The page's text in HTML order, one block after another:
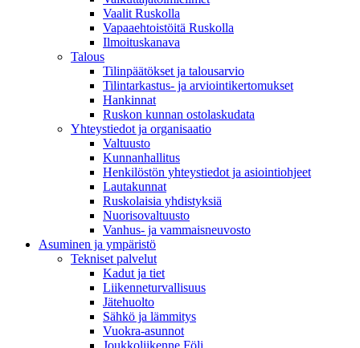
Vaalit Ruskolla
Vapaaehtoistöitä Ruskolla
Ilmoituskanava
Talous
Tilinpäätökset ja talousarvio
Tilintarkastus- ja arviointikertomukset
Hankinnat
Ruskon kunnan ostolaskudata
Yhteystiedot ja organisaatio
Valtuusto
Kunnanhallitus
Henkilöstön yhteystiedot ja asiointiohjeet
Lautakunnat
Ruskolaisia yhdistyksiä
Nuorisovaltuusto
Vanhus- ja vammaisneuvosto
Asuminen ja ympäristö
Tekniset palvelut
Kadut ja tiet
Liikenneturvallisuus
Jätehuolto
Sähkö ja lämmitys
Vuokra-asunnot
Joukkoliikenne Föli